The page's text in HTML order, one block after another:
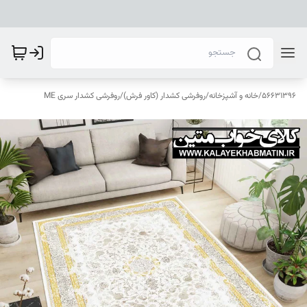
56631396
/خانه و آشپزخانه/روفرشی کشدار (کاور فرش)/روفرشی کشدار سری ME